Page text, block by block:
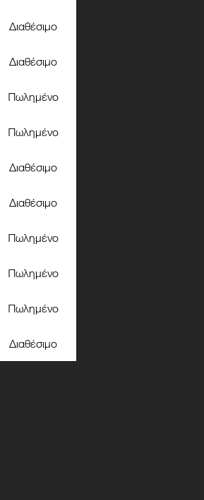
Διαθέσιμο
Διαθέσιμο
Πωλημένο
Πωλημένο
Διαθέσιμο
Διαθέσιμο
Πωλημένο
Πωλημένο
Πωλημένο
Διαθέσιμο